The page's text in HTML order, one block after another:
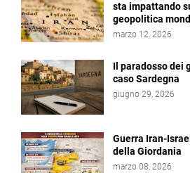
sta impattando
geopolitica
marzo 12, 2026
Il paradosso dei
caso Sardegna
giugno 29, 2026
Guerra Iran-
della Giordania
marzo 08, 2026